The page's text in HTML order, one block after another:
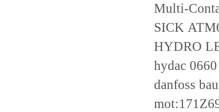
Multi-
SICK
HYDRO
hydac
danfoss